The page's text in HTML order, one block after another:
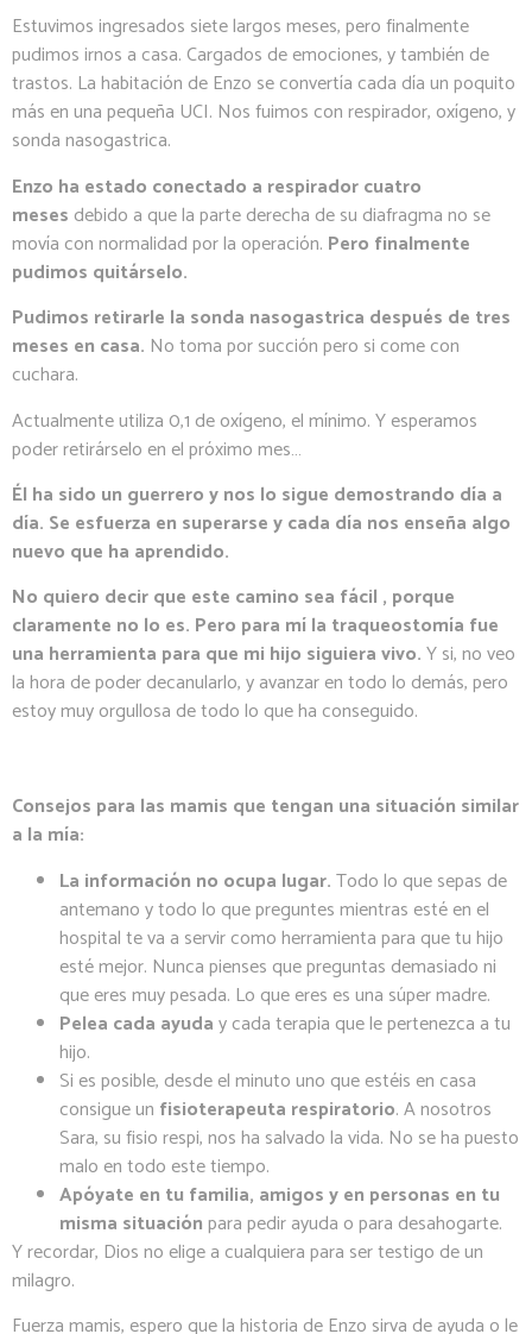
Estuvimos ingresados siete largos meses, pero finalmente
pudimos irnos a casa. Cargados de emociones, y también de
trastos. La habitación de Enzo se convertía cada día un poquito
más en una pequeña UCI. Nos fuimos con respirador, oxígeno, y
sonda nasogastrica.
Enzo ha estado conectado a respirador cuatro
meses debido a que la parte derecha de su diafragma no se
movía con normalidad por la operación. Pero finalmente
pudimos quitárselo.
Pudimos retirarle la sonda nasogastrica después de tres
meses en casa. No toma por succión pero si come con
cuchara.
Actualmente utiliza 0,1 de oxígeno, el mínimo. Y esperamos
poder retirárselo en el próximo mes…
Él ha sido un guerrero y nos lo sigue demostrando día a
día. Se esfuerza en superarse y cada día nos enseña algo
nuevo que ha aprendido.
No quiero decir que este camino sea fácil , porque
claramente no lo es. Pero para mí la traqueostomía fue
una herramienta para que mi hijo siguiera vivo.Y si, no veo
la hora de poder decanularlo, y avanzar en todo lo demás, pero
estoy muy orgullosa de todo lo que ha conseguido.
Consejos para las mamis que tengan una situación similar
a la mía:
La información no ocupa lugar.Todo lo que sepas de
antemano y todo lo que preguntes mientras esté en el
hospital te va a servir como herramienta para que tu hijo
esté mejor. Nunca pienses que preguntas demasiado ni
que eres muy pesada. Lo que eres es una súper madre.
Pelea cada ayuday cada terapia que le pertenezca a tu
hijo.
Si es posible, desde el minuto uno que estéis en casa
consigue un fisioterapeuta respiratorio. A nosotros
Sara, su fisio respi, nos ha salvado la vida. No se ha puesto
malo en todo este tiempo.
Apóyate en tu familia, amigos y en personas en tu
misma situaciónpara pedir ayuda o para desahogarte.
Y recordar, Dios no elige a cualquiera para ser testigo de un
milagro.
Fuerza mamis, espero que la historia de Enzo sirva de ayuda o le